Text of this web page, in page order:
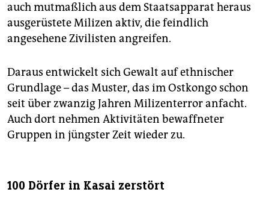
auch mutmaßlich aus dem Staatsapparat heraus
ausgerüstete Milizen aktiv, die feindlich
angesehene Zivilisten angreifen.
Daraus entwickelt sich Gewalt auf ethnischer
Grundlage – das Muster, das im Ostkongo schon
seit über zwanzig Jahren Milizenterror anfacht.
Auch dort nehmen Aktivitäten bewaffneter
Gruppen in jüngster Zeit wieder zu.
100 Dörfer in Kasai zerstört